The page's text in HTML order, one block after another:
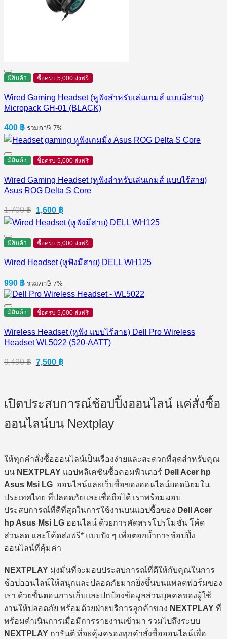
มีสินค้า ซื้อครบ 5,000 ส่งฟรี
Wired Gaming Headset (หูฟังสำหรับเล่นเกมส์ แบบมีสาย)
Micropack GH-01 (BLACK)
400 ฿ รวมภาษี 7%
มีสินค้า ซื้อครบ 5,000 ส่งฟรี
Wired Gaming Headset (หูฟังสำหรับเล่นเกมส์ แบบไร้สาย)
Asus ROG Delta S Core
1,700฿ Original
price
was:
1,700 ฿.
1,600 ฿Current
price
is:
1,600 ฿.
มีสินค้า ซื้อครบ 5,000 ส่งฟรี
Wired Headset (หูฟังมีสาย) DELL WH125
990 ฿ รวมภาษี 7%
มีสินค้า ซื้อครบ 5,000 ส่งฟรี
Wireless Headset (หูฟัง แบบไร้สาย) Dell Pro Wireless
Headset WL5022 (520-AATT)
9,490฿ Original
price
7,500 ฿Current
price
เปิดประสบการณ์ช้อปปิ้งออนไลน์ แค่สั่งซื้อ
ออนไลน์บน Nextplay
ให้ทุกคำสั่งซื้อออนไลน์เป็นเรื่องง่ายและสะดวกที่สุดสำหรับคุณ
บน NEXTPLAY แอปพลิเคชันซื้อคอมพิวเตอร์ Dell Acer hp
Asus Msi LG ออนไลน์และเว็บซื้อของออนไลน์ยอดนิยมใน
ประเทศไทย ที่ปลอดภัยและเชื่อถือได้ เราพร้อมมอบ
ประสบการณ์ที่ดีที่สุดในการใช้งานบนแอปซื้อของ Dell Acer
hp Asus Msi LG ออนไลน์ ด้วยการคัดสรรโปรโมชั่น โค้ด
ส่วนลด และโค้ดส่งฟรี* แบบปัง ๆ เพื่อตอกย้ำการช้อปปิ้ง
ออนไลน์ที่คุ้มค่า
NEXTPLAY มุ่งมั่นที่จะมอบประสบการณ์ที่ดีให้กับคุณในการ
ช้อปออนไลน์ให้สนุกและปลอดภัยมากยิ่งขึ้นบนแพลตฟอร์มของ
เรา ด้วยขั้นตอนการเก็บและปกป้องข้อมูลส่วนบุคคลของผู้ใช้
งานให้ปลอดภัย พร้อมด้วยฝ่ายบริการลูกค้าของ NEXTPLAY ที่
พร้อมดำเนินการเมื่อมีการรายงานเข้ามา รวมไปถึงระบบ
NEXTPLAY การันตี ที่จะคุ้มครองทุกคำสั่งซื้อออนไลน์เพื่อ